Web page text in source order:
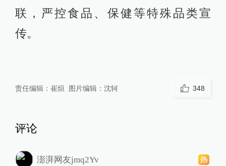
联，严控食品、保健等特殊品类宣
传。
责任编辑： 崔烜 图片编辑： 沈轲 348
评论
澎湃网友jmq2Yv